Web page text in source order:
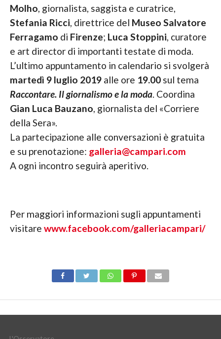
Molho, giornalista, saggista e curatrice,
Stefania Ricci, direttrice del Museo Salvatore
Ferragamo di Firenze; Luca Stoppini, curatore
e art director di importanti testate di moda.
L’ultimo appuntamento in calendario si svolgerà
martedì 9 luglio 2019alle ore 19.00sul tema
Raccontare. Il giornalismo e la moda. Coordina
Gian Luca Bauzano, giornalista del «Corriere
della Sera».
La partecipazione alle conversazioni è gratuita
e su prenotazione: galleria@campari.com
A ogni incontro seguirà aperitivo.
Per maggiori informazioni sugli appuntamenti
visitare www.facebook.com/galleriacampari/